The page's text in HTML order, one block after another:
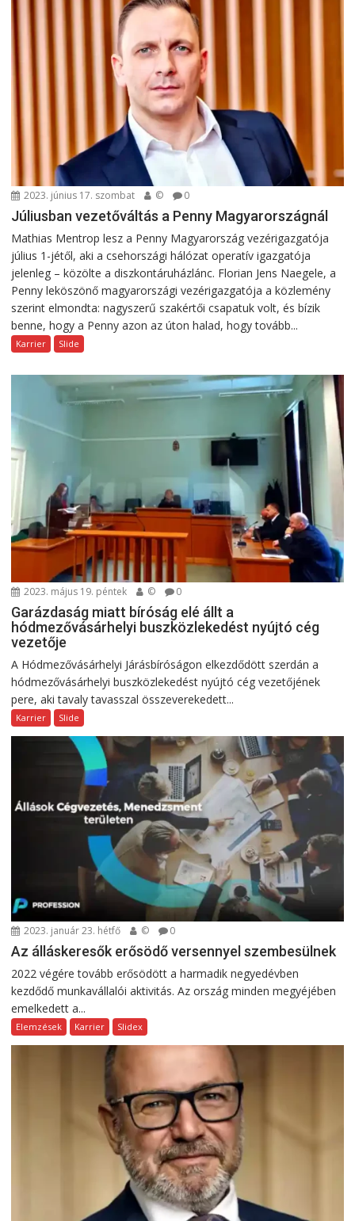
2023. június 17. szombat © 0
Júliusban vezetőváltás a Penny Magyarországnál
Mathias Mentrop lesz a Penny Magyarország vezérigazgatója
július 1-jétől, aki a csehországi hálózat operatív igazgatója
jelenleg – közölte a diszkontáruházlánc. Florian Jens Naegele, a
Penny leköszönő magyarországi vezérigazgatója a közlemény
szerint elmondta: nagyszerű szakértői csapatuk volt, és bízik
benne, hogy a Penny azon az úton halad, hogy tovább...
Karrier Slide
2023. május 19. péntek © 0
Garázdaság miatt bíróság elé állt a
hódmezővásárhelyi buszközlekedést nyújtó cég
vezetője
A Hódmezővásárhelyi Járásbíróságon elkezdődött szerdán a
hódmezővásárhelyi buszközlekedést nyújtó cég vezetőjének
pere, aki tavaly tavasszal összeverekedett...
Karrier Slide
2023. január 23. hétfő © 0
Az álláskeresők erősödő versennyel szembesülnek
2022 végére tovább erősödött a harmadik negyedévben
kezdődő munkavállalói aktivitás. Az ország minden megyéjében
emelkedett a...
Elemzések Karrier Slidex